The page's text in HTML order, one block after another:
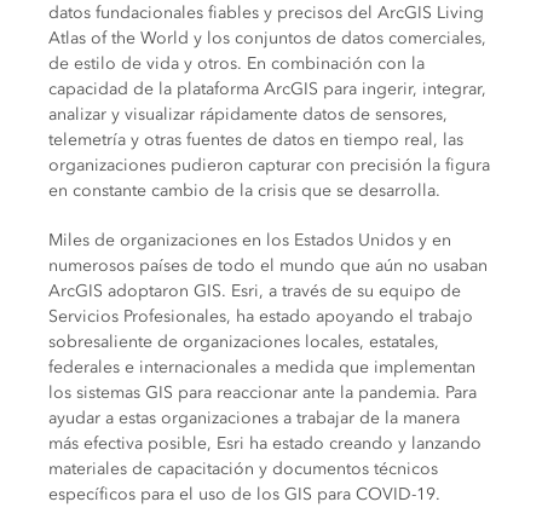
datos fundacionales fiables y precisos del ArcGIS Living
Atlas of the World y los conjuntos de datos comerciales,
de estilo de vida y otros. En combinación con la
capacidad de la plataforma ArcGIS para ingerir, integrar,
analizar y visualizar rápidamente datos de sensores,
telemetría y otras fuentes de datos en tiempo real, las
organizaciones pudieron capturar con precisión la figura
en constante cambio de la crisis que se desarrolla.
Miles de organizaciones en los Estados Unidos y en
numerosos países de todo el mundo que aún no usaban
ArcGIS adoptaron GIS. Esri, a través de su equipo de
Servicios Profesionales, ha estado apoyando el trabajo
sobresaliente de organizaciones locales, estatales,
federales e internacionales a medida que implementan
los sistemas GIS para reaccionar ante la pandemia. Para
ayudar a estas organizaciones a trabajar de la manera
más efectiva posible, Esri ha estado creando y lanzando
materiales de capacitación y documentos técnicos
específicos para el uso de los GIS para COVID-19.